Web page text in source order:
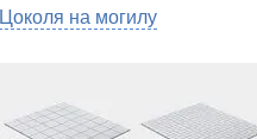
Цоколя на могилу